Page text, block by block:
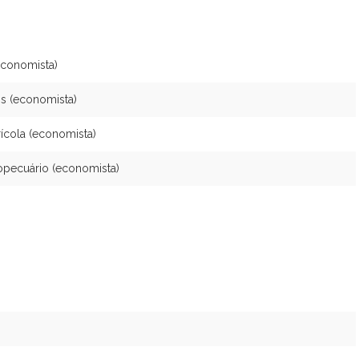
(economista)
(economista)
(economista)